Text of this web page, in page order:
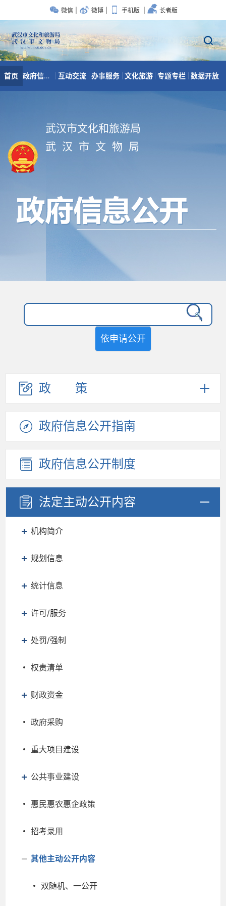
武汉市文化和旅游局
武 汉 市 文 物 局
依申请公开
政策
政府信息公开指南
政府信息公开制度
法定主动公开内容
机构简介
规划信息
统计信息
许可/服务
处罚/强制
权责清单
财政资金
政府采购
重大项目建设
公共事业建设
惠民惠农惠企政策
招考录用
其他主动公开内容
双随机、一公开